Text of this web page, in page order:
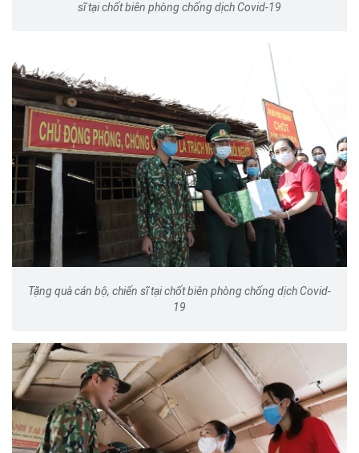
sĩ tại chốt biên phòng chống dịch Covid-19
Tặng quà cán bộ, chiến sĩ tại chốt biên phòng chống dịch Covid-
19